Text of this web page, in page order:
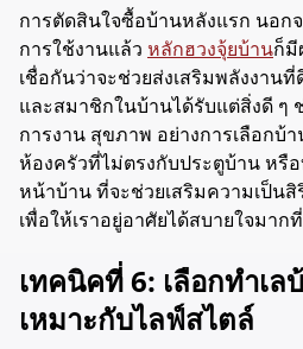
การตัดสินใจซื้อบ้านหลังแรก นอก
การใช้งานแล้ว หลักฮวงจุ้ยบ้านก็มี
เชื่อกันว่าจะช่วยส่งเสริมพลังงาน
และสมาชิกในบ้านได้รับแต่สิ่งดี ๆ
การงาน สุขภาพ อย่างการเลือก
ห้องครัวที่ไม่ตรงกับประตูบ้าน หรื
หน้าบ้าน ที่จะช่วยเสริมความเป็น
เพื่อให้เราอยู่อาศัยได้สบายใจมาก
เทคนิคที่ 6: เลือกทำเ
เหมาะกับไลฟ์สไตล์